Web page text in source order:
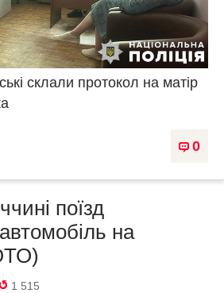
склали протокол на матір
0
поїзд
на
1 515